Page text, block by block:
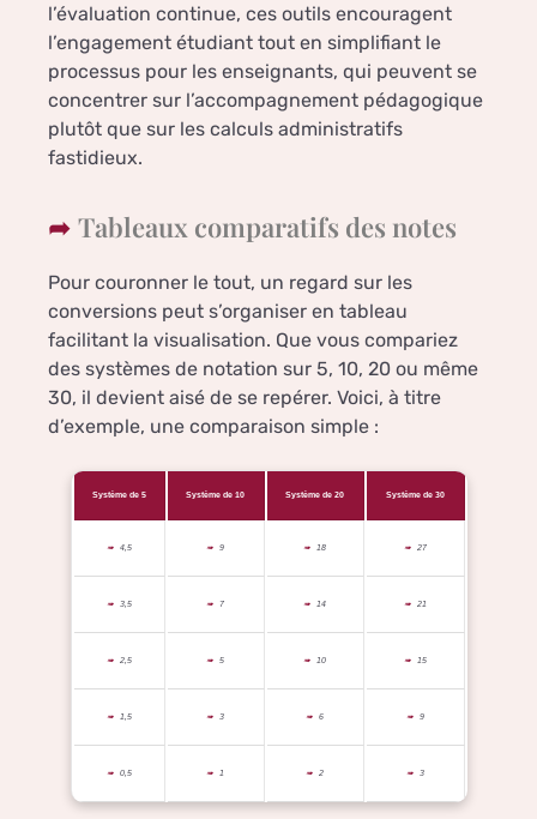
l’évaluation continue, ces outils encouragent
l’engagement étudiant tout en simplifiant le
processus pour les enseignants, qui peuvent se
concentrer sur l’accompagnement pédagogique
plutôt que sur les calculs administratifs
fastidieux.
Tableaux comparatifs des notes
Pour couronner le tout, un regard sur les
conversions peut s’organiser en tableau
facilitant la visualisation. Que vous compariez
des systèmes de notation sur 5, 10, 20 ou même
30, il devient aisé de se repérer. Voici, à titre
d’exemple, une comparaison simple :
Système de 5 Système de 10 Système de 20 Système de 30
4,5 9 18 27
3,5 7 14 21
2,5 5 10 15
1,5 3 6 9
0,5 1 2 3